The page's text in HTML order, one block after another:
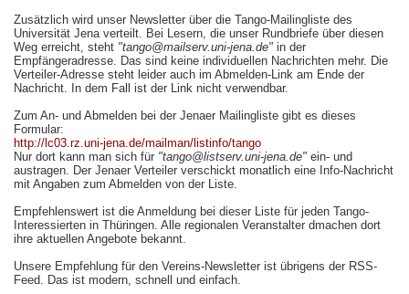
Zusätzlich wird unser Newsletter über die Tango-Mailingliste des
Universität Jena verteilt. Bei Lesern, die unser Rundbriefe über diesen
Weg erreicht, steht "tango@mailserv.uni-jena.de" in der
Empfängeradresse. Das sind keine individuellen Nachrichten mehr. Die
Verteiler-Adresse steht leider auch im Abmelden-Link am Ende der
Nachricht. In dem Fall ist der Link nicht verwendbar.
Zum An- und Abmelden bei der Jenaer Mailingliste gibt es dieses
Formular:
http://lc03.rz.uni-jena.de/mailman/listinfo/tango
Nur dort kann man sich für "tango@listserv.uni-jena.de" ein- und
austragen. Der Jenaer Verteiler verschickt monatlich eine Info-Nachricht
mit Angaben zum Abmelden von der Liste.
Empfehlenswert ist die Anmeldung bei dieser Liste für jeden Tango-
Interessierten in Thüringen. Alle regionalen Veranstalter dmachen dort
ihre aktuellen Angebote bekannt.
Unsere Empfehlung für den Vereins-Newsletter ist übrigens der RSS-
Feed. Das ist modern, schnell und einfach.